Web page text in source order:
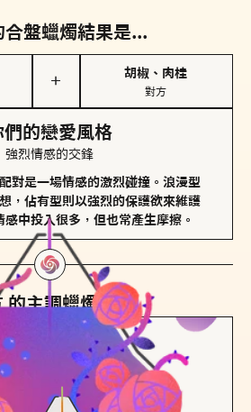
合盤蠟燭結果是...
＋
胡椒、肉桂
對方
們的戀愛風格
強烈情感的交鋒
對是一場情感的激烈碰撞。浪漫型
，佔有型則以強烈的保護欲來維護
感中投入很多，但也常產生摩擦。
的主調蠟燭是...